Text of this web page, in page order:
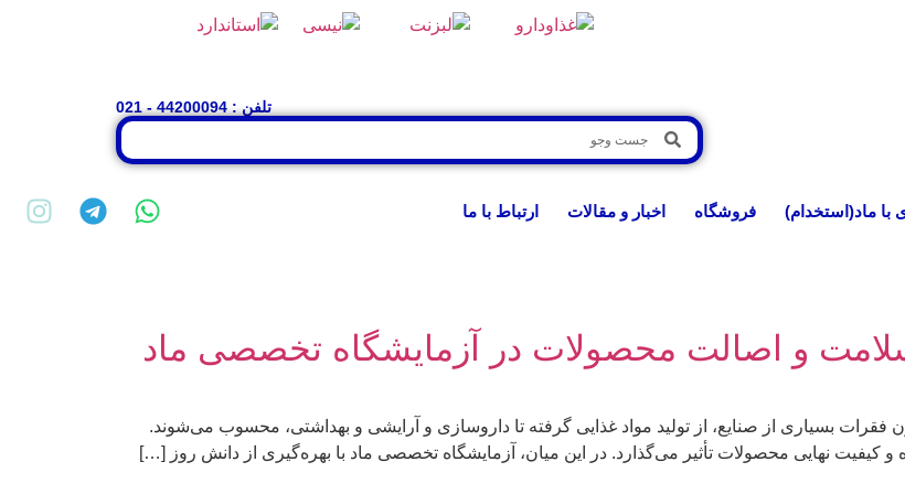
تلفن : 44200094 - 021
با ماد(استخدام) فروشگاه اخبار و مقالات ارتباط با ما
و اصالت محصولات در آزمایشگاه تخصصی ماد
بسیاری از صنایع، از تولید مواد غذایی گرفته تا داروسازی و آرایشی و بهداشتی، محسوب می‌شوند.
نهایی محصولات تأثیر می‌گذارد. در این میان، آزمایشگاه تخصصی ماد با بهره‌گیری از دانش روز […]